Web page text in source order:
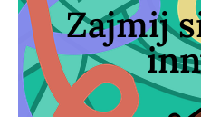
Zajmij
Gdy skupisz
czynności,